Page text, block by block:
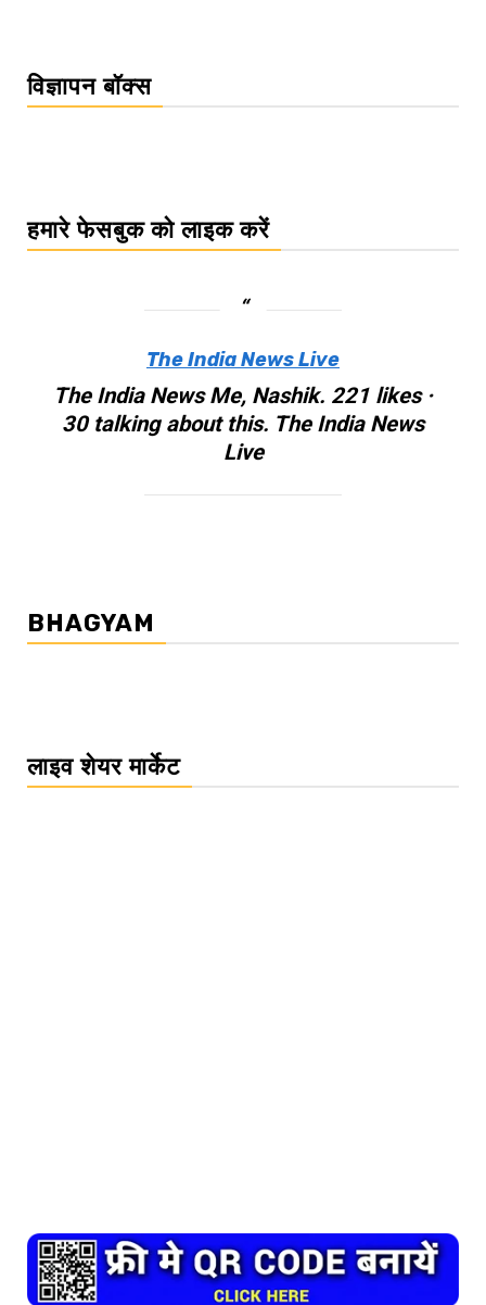
विज्ञापन बॉक्स
हमारे फेसबुक को लाइक करें
The India News Live
The India News Me, Nashik. 221 likes ·
30 talking about this. The India News
Live
BHAGYAM
लाइव शेयर मार्केट